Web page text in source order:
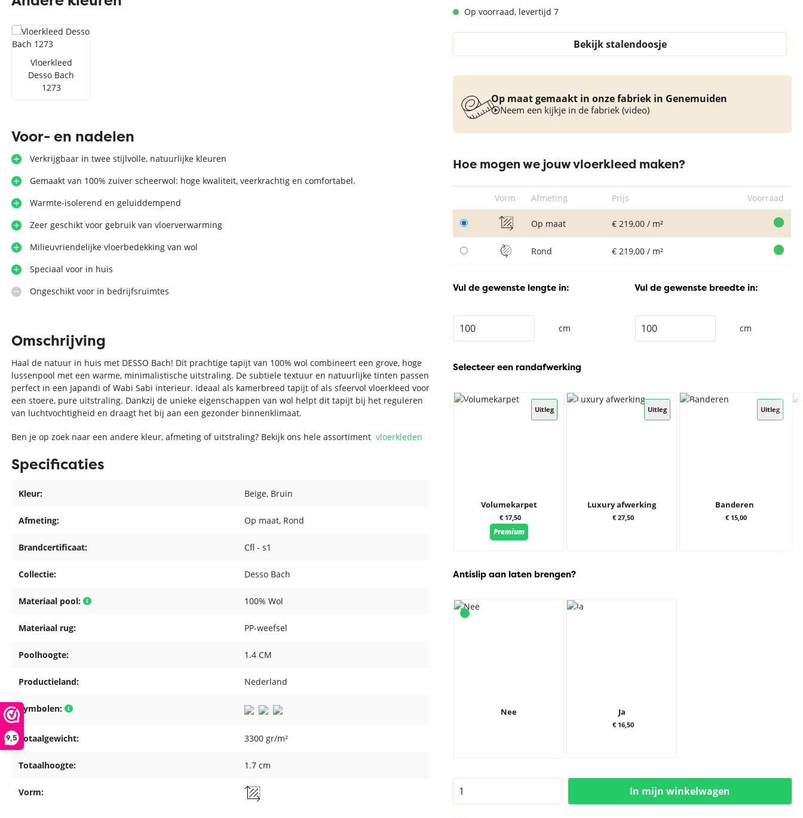
9,5
Vloerkleed zwart wit
Vloerkleed turquoise
Toon alles Soorten
Toon alles Afmetingen
Op voorraad, levertijd 7
Bekijk stalendoosje
Op maat gemaakt in onze fabriek in Genemuiden
Neem een kijkje in de fabriek (video)
Hoe mogen we jouw vloerkleed maken?
Vorm Afmeting Prijs Voorraad
Op maat € 219,00 / m²
Rond € 219,00 / m²
Vul de gewenste lengte in:
cm
Vul de gewenste breedte in:
cm
Selecteer een randafwerking
Uitleg
Volumekarpet
€ 17,50
Premium
Uitleg
Luxury afwerking
€ 27,50
Uitleg
Banderen
€ 15,00
Antislip aan laten brengen?
Nee Ja
€ 16,50
In mijn winkelwagen
Vloerkleed
Desso Bach
1273
Voor- en nadelen
Verkrijgbaar in twee stijlvolle, natuurlijke kleuren
Gemaakt van 100% zuiver scheerwol: hoge kwaliteit, veerkrachtig en comfortabel.
Warmte-isolerend en geluiddempend
Zeer geschikt voor gebruik van vloerverwarming
Milieuvriendelijke vloerbedekking van wol
Speciaal voor in huis
Ongeschikt voor in bedrijfsruimtes
Omschrijving
Haal de natuur in huis met DESSO Bach! Dit prachtige tapijt van 100% wol combineert een grove, hoge
lussenpool met een warme, minimalistische uitstraling. De subtiele textuur en natuurlijke tinten passen
perfect in een Japandi of Wabi Sabi interieur. Ideaal als kamerbreed tapijt of als sfeervol vloerkleed voor
een stoere, pure uitstraling. Dankzij de unieke eigenschappen van wol helpt dit tapijt bij het reguleren
van luchtvochtigheid en draagt het bij aan een gezonder binnenklimaat.
Ben je op zoek naar een andere kleur, afmeting of uitstraling? Bekijk ons hele assortimentvloerkleden
Specificaties
Kleur: Beige, Bruin
Afmeting: Op maat, Rond
Brandcertificaat: Cfl - s1
Collectie: Desso Bach
Materiaal pool: 100% Wol
Materiaal rug: PP-weefsel
Poolhoogte: 1.4 CM
Productieland: Nederland
Symbolen:
Totaalgewicht: 3300 gr/m²
Totaalhoogte: 1.7 cm
Vorm: